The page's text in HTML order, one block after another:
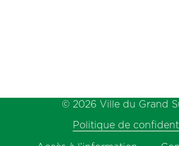
© 2026 Ville du Grand
Politique de